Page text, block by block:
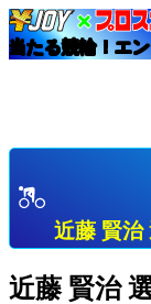
当たる競輪！エ
近藤 賢治
近藤 賢治